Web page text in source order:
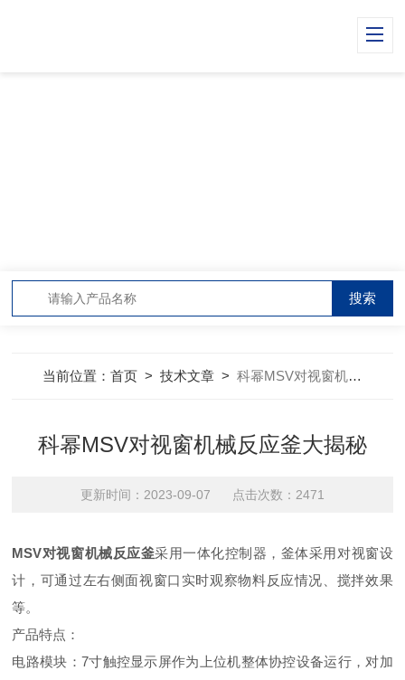
当前位置：首页 >技术文章 >科幂MSV对视窗机械反应釜大揭秘
科幂MSV对视窗机械反应釜大揭秘
更新时间：2023-09-07 点击次数：2471
MSV对视窗机械反应釜采用一体化控制器，釜体采用对视窗设
计，可通过左右侧面视窗口实时观察物料反应情况、搅拌效果
等。
产品特点：
电路模块：7寸触控显示屏作为上位机整体协控设备运行，对加